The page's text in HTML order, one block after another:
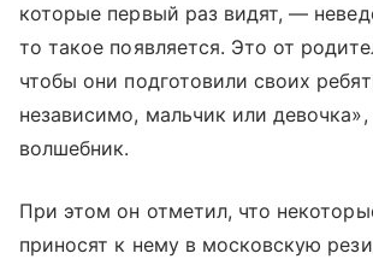
которые первый раз видят, —
то такое появляется. Это от
чтобы они подготовили своих
независимо, мальчик или
волшебник.
При этом он отметил, что
приносят к нему в московскую